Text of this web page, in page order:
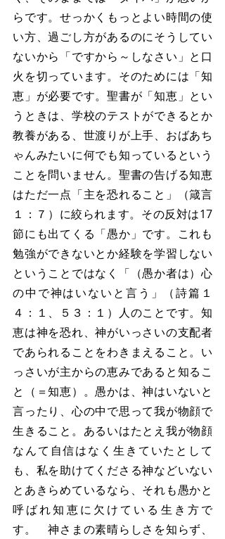
らです。せっかくもっとよい時間の使
い方、過ごし方があるのにそうしてい
ないから「ですから～しなさい」と口
火を切っています。そのためには「知
恵」が必要です。聖書が「知恵」とい
うときは、学校のテストができるとか
教養がある、世渡りが上手、おばあち
ゃんみたいに何でも知っているという
ことを問いません。聖書の告げる知恵
はただ一点「主を恐れること」（箴言
１：７）に絞られます。その反対は17
節にも出てくる「愚か」です。これも
勉強ができないとか経験を学習しない
ということではなく「（愚か者は）心
の中で神はいないと言う」（詩篇１
４：１、５３：１）人のことです。知
恵は神を恐れ、神がいっさいの支配者
であられることをわきまえること。い
っさいが主からの恵みであると知るこ
と（＝知恵）。愚かは、神はいないと
言ったり、心の中で思って我が物顔で
生きること。あるいはたとえ我が物顔
なんて自信はなく生きていたとして
も、私を助けてくださる神などいない
とあきらめているなら、それも愚かと
呼ばれ知恵に欠けている生き方で
す。　神さまの素晴らしさを知らず、